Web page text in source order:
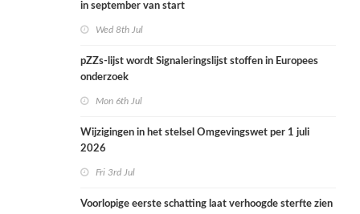
in september van start
Wed 8th Jul
pZZs-lijst wordt Signaleringslijst stoffen in Europees
onderzoek
Mon 6th Jul
Wijzigingen in het stelsel Omgevingswet per 1 juli
2026
Fri 3rd Jul
Voorlopige eerste schatting laat verhoogde sterfte zien